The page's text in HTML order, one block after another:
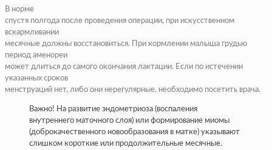
В норме
спустя полгода после проведения операции, при искусственном
вскармливании
месячные должны восстановиться. При кормлении малыша грудью
период аменореи
может длиться до самого окончания лактации. Если по истечении
указанных сроков
менструаций нет, либо они нерегулярные, необходимо посетить врача.
Важно! На развитие эндометриоза (воспаления
внутреннего маточного слоя) или формирование миомы
(доброкачественного новообразования в матке) указывают
слишком короткие или продолжительные месячные.